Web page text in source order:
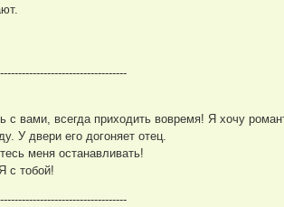
с вами, всегда приходить вовремя! Я хочу
У двери его догоняет отец.
меня останавливать!
с тобой!